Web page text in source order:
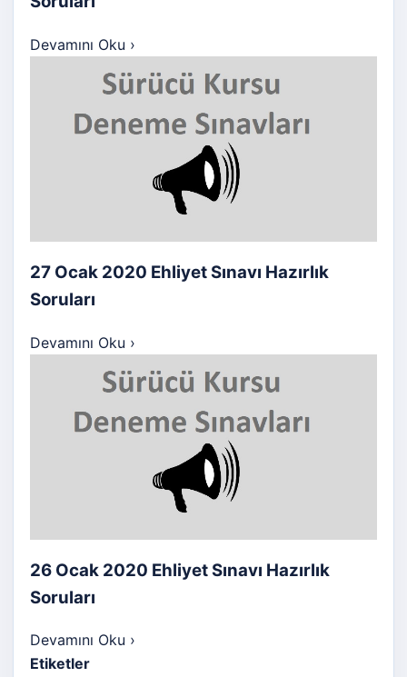
Devamını Oku ›
27 Ocak 2020 Ehliyet Sınavı Hazırlık
Soruları
Devamını Oku ›
26 Ocak 2020 Ehliyet Sınavı Hazırlık
Soruları
Devamını Oku ›
Etiketler